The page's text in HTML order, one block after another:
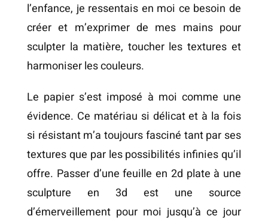
l’enfance, je ressentais en moi ce besoin de
créer et m’exprimer de mes mains pour
sculpter la matière, toucher les textures et
harmoniser les couleurs.
Le papier s’est imposé à moi comme une
évidence. Ce matériau si délicat et à la fois
si résistant m’a toujours fasciné tant par ses
textures que par les possibilités infinies qu’il
offre. Passer d’une feuille en 2d plate à une
sculpture en 3d est une source
d’émerveillement pour moi jusqu’à ce jour